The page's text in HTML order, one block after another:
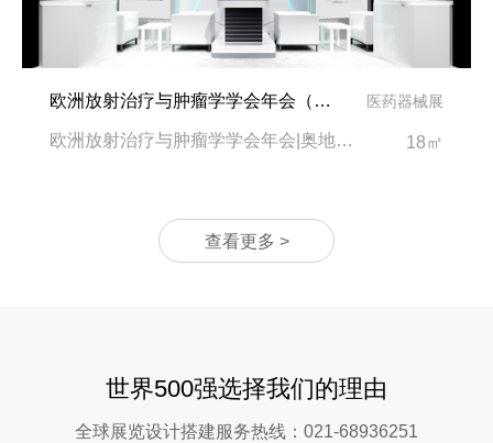
欧洲放射治疗与肿瘤学学会年会（ESTRO2025）展台设计搭建-中国领先的医疗设备制造商“新华医疗” 医药器械展
欧洲放射治疗与肿瘤学学会年会|奥地利维也纳会展中心 18㎡
查看更多 >
世界500强选择我们的理由
全球展览设计搭建服务热线：021-68936251